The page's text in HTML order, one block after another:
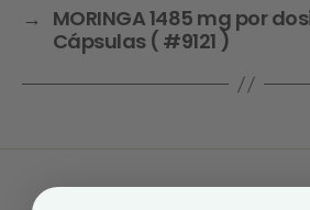
→ MORINGA 1485 mg por
Cápsulas ( #9121 )